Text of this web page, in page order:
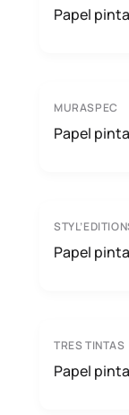
Papel
MURASPEC
Papel
Papel
TRES TINTAS
Papel